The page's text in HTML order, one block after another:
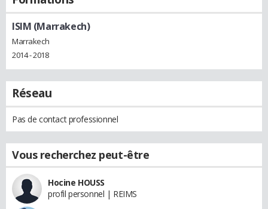
ISIM (Marrakech)
Marrakech
2014 - 2018
Réseau
Pas de contact professionnel
Vous recherchez peut-être
Hocine HOUSS
profil personnel | REIMS